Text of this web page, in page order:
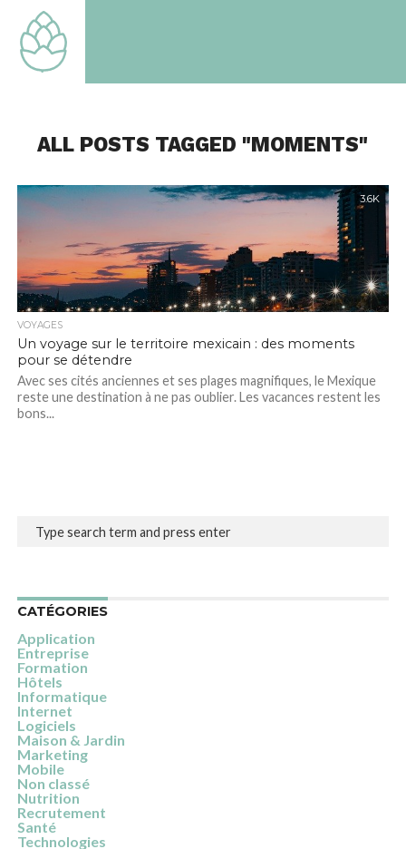
TOUT
SAVOIR
NOTRE
ALL POSTS TAGGED "MOMENTS"
3.6K
VOYAGES
Un voyage sur le territoire mexicain : des moments
pour se détendre
Avec ses cités anciennes et ses plages magnifiques, le Mexique
reste une destination à ne pas oublier. Les vacances restent les
bons...
CATÉGORIES
Application
Entreprise
Formation
Hôtels
Informatique
Internet
Logiciels
Maison & Jardin
Marketing
Mobile
Non classé
Nutrition
Recrutement
Santé
Technologies